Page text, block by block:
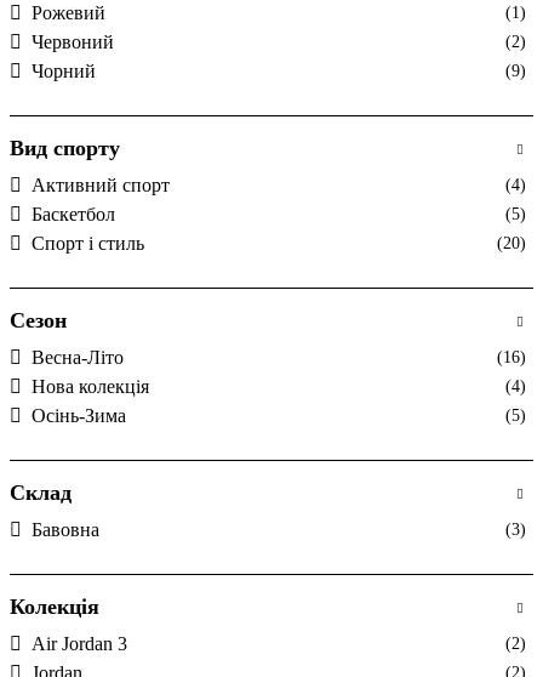
Рожевий (1)
Червоний (2)
Чорний (9)
Вид спорту
Активний спорт (4)
Баскетбол (5)
Спорт і стиль (20)
Сезон
Весна-Літо (16)
Нова колекція (4)
Осінь-Зима (5)
Склад
Бавовна (3)
Колекція
Air Jordan 3 (2)
Jordan (2)